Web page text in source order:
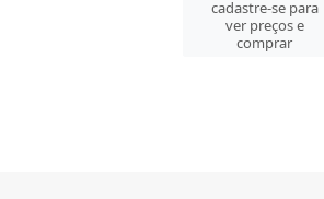
Faça seu login ou
cadastre-se para
ver preços e